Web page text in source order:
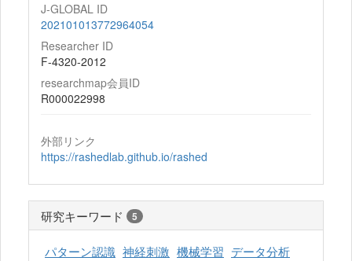
J-GLOBAL ID
202101013772964054
Researcher ID
F-4320-2012
researchmap会員ID
R000022998
外部リンク
https://rashedlab.github.io/rashed
研究キーワード 5
パターン認識 神経刺激 機械学習 データ分析